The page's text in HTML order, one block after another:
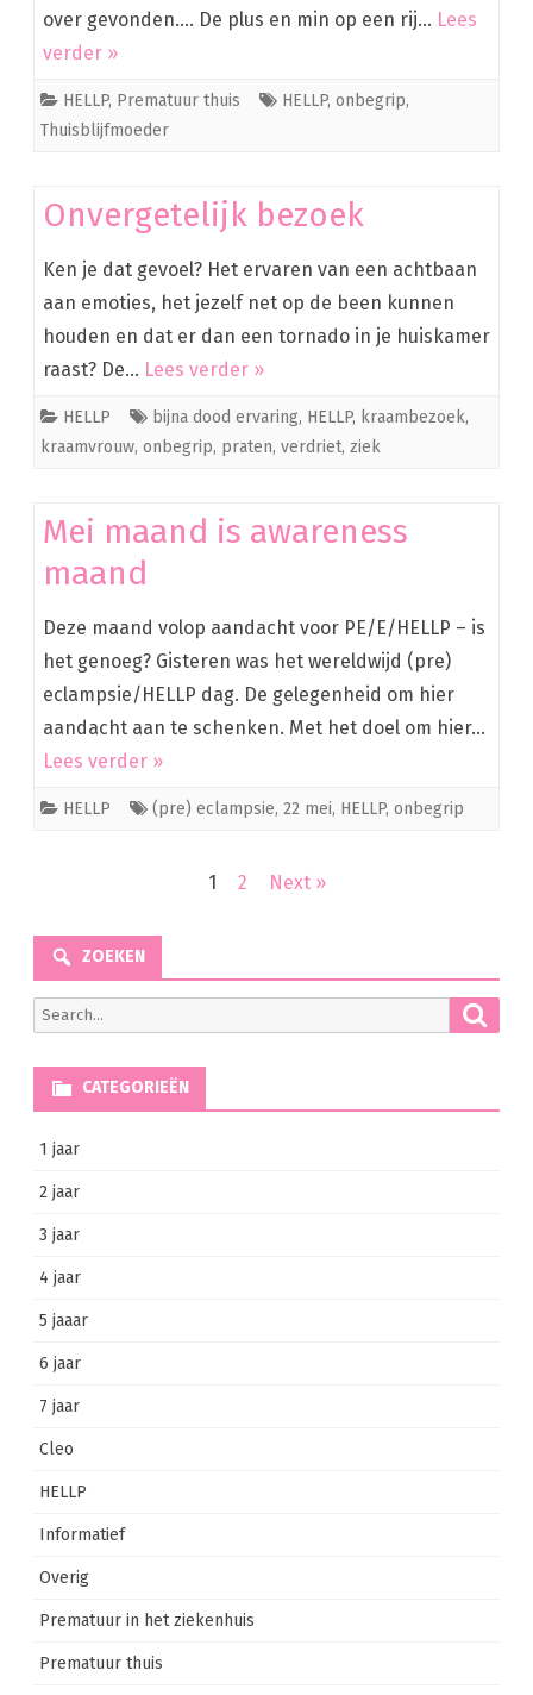
over gevonden…. De plus en min op een rij… Lees
verder »
HELLP, Prematuur thuis HELLP, onbegrip,
Thuisblijfmoeder
Onvergetelijk bezoek
Ken je dat gevoel? Het ervaren van een achtbaan
aan emoties, het jezelf net op de been kunnen
houden en dat er dan een tornado in je huiskamer
raast? De… Lees verder »
HELLP bijna dood ervaring, HELLP, kraambezoek,
kraamvrouw, onbegrip, praten, verdriet, ziek
Mei maand is awareness
maand
Deze maand volop aandacht voor PE/E/HELLP – is
het genoeg? Gisteren was het wereldwijd (pre)
eclampsie/HELLP dag. De gelegenheid om hier
aandacht aan te schenken. Met het doel om hier…
Lees verder »
HELLP (pre) eclampsie, 22 mei, HELLP, onbegrip
1 2 Next »
ZOEKEN
Search
for:
CATEGORIEËN
1 jaar
2 jaar
3 jaar
4 jaar
5 jaaar
6 jaar
7 jaar
Cleo
HELLP
Informatief
Overig
Prematuur in het ziekenhuis
Prematuur thuis